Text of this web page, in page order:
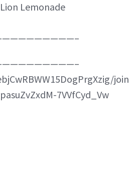
Lemonade
join
7VVfCyd_Vw